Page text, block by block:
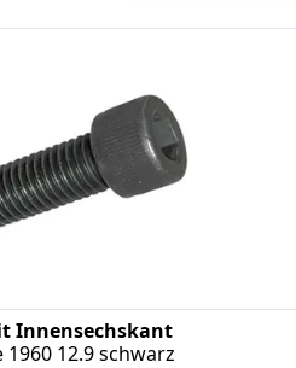
Innensechskant
12.9 schwarz